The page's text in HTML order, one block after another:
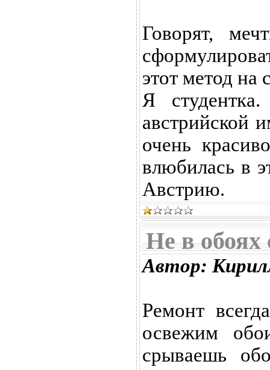
Говорят,
этот метод на
Я
австрийской
очень
влюбилась в
Австрию.
Не в обоях
Автор:
Ремонт
освежим
срываешь